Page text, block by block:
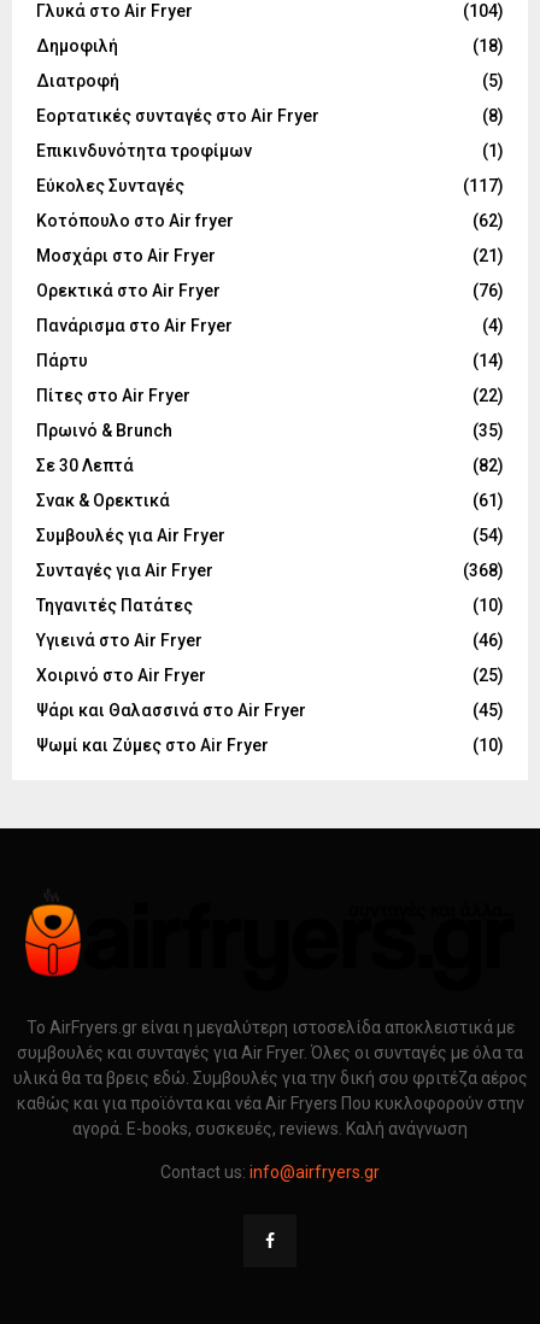
Γλυκά στο Air Fryer
(104)
Δημοφιλή
(18)
Διατροφή
(5)
Εορτατικές συνταγές στο Air Fryer
(8)
Επικινδυνότητα τροφίμων
(1)
Εύκολες Συνταγές
(117)
Κοτόπουλο στο Air fryer
(62)
Μοσχάρι στο Air Fryer
(21)
Ορεκτικά στο Air Fryer
(76)
Πανάρισμα στο Air Fryer
(4)
Πάρτυ
(14)
Πίτες στο Air Fryer
(22)
Πρωινό & Brunch
(35)
Σε 30 Λεπτά
(82)
Σνακ & Ορεκτικά
(61)
Συμβουλές για Air Fryer
(54)
Συνταγές για Air Fryer
(368)
Τηγανιτές Πατάτες
(10)
Υγιεινά στο Air Fryer
(46)
Χοιρινό στο Air Fryer
(25)
Ψάρι και Θαλασσινά στο Air Fryer
(45)
Ψωμί και Ζύμες στο Air Fryer
(10)
Το AirFryers.gr είναι η μεγαλύτερη ιστοσελίδα αποκλειστικά με
συμβουλές και συνταγές για Air Fryer. Όλες οι συνταγές με όλα τα
υλικά θα τα βρεις εδώ. Συμβουλές για την δική σου φριτέζα αέρος
καθώς και για προϊόντα και νέα Air Fryers Που κυκλοφορούν στην
αγορά. E-books, συσκευές, reviews. Καλή ανάγνωση
Contact us: info@airfryers.gr